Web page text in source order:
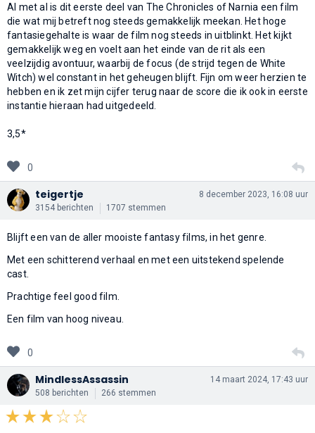
Al met al is dit eerste deel van The Chronicles of Narnia een film
die wat mij betreft nog steeds gemakkelijk meekan. Het hoge
fantasiegehalte is waar de film nog steeds in uitblinkt. Het kijkt
gemakkelijk weg en voelt aan het einde van de rit als een
veelzijdig avontuur, waarbij de focus (de strijd tegen de White
Witch) wel constant in het geheugen blijft. Fijn om weer herzien te
hebben en ik zet mijn cijfer terug naar de score die ik ook in eerste
instantie hieraan had uitgedeeld.
3,5*
0
teigertje
3154 berichten 1707 stemmen
8 december 2023, 16:08 uur
Blijft een van de aller mooiste fantasy films, in het genre.
Met een schitterend verhaal en met een uitstekend spelende
cast.
Prachtige feel good film.
Een film van hoog niveau.
0
MindlessAssassin
508 berichten 266 stemmen
14 maart 2024, 17:43 uur